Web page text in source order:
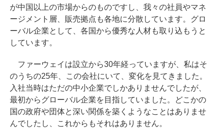
が中国以上の市場からのものですし、我々の社員やマネ
ージメント層、販売拠点も各地に分散しています。グロ
ーバル企業として、各国から優秀な人材も取り込もうと
しています。
ファーウェイは設立から30年経っていますが、私はそ
のうちの25年、この会社にいて、変化を見てきました。
入社当時はただの中小企業でしかありませんでしたが、
最初からグローバル企業を目指していました。どこかの
国の政府や団体と深い関係を築くようなことはありませ
んでしたし、これからもそれはありません。